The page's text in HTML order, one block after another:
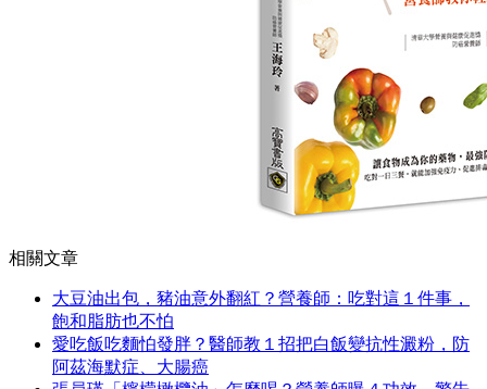
相關文章
大豆油出包，豬油意外翻紅？營養師：吃對這１件事，
飽和脂肪也不怕
愛吃飯吃麵怕發胖？醫師教１招把白飯變抗性澱粉，防
阿茲海默症、大腸癌